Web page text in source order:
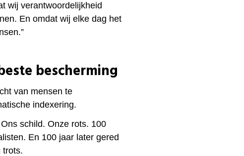
wij verantwoordelijkheid
En omdat wij elke dag het
bescherming
van mensen te
indexering.
schild. Onze rots. 100
En 100 jaar later gered
trots.